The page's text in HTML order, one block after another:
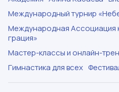
Международный турнир
Международная Ассоциация
грация»
Мастер-классы и онлайн-
Гимнастика для всех